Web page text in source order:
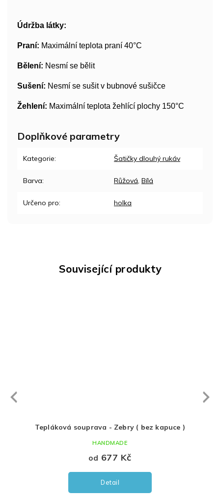
Související produkty
Tepláková souprava - Zebry ( bez kapuce )
od 677 Kč
Detail
HANDMADE
Next
Údržba látky:
Praní: Maximální teplota praní 40°C
Bělení: Nesmí se bělit
Sušení: Nesmí se sušit v bubnové sušičce
Žehlení: Maximální teplota žehlící plochy 150°C
Doplňkové parametry
Kategorie: Šatičky dlouhý rukáv
Barva: Růžová, Bílá
Určeno pro: holka